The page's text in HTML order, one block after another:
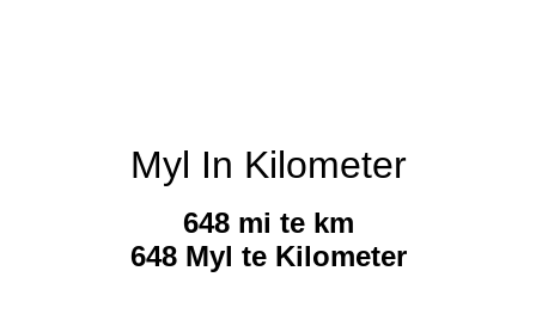
Myl In Kilometer
648 mi te km
648 Myl te Kilometer